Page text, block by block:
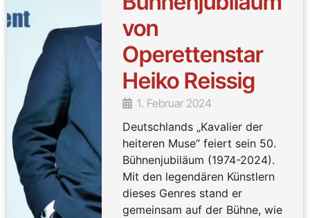
von
Operettenstar
Heiko Reissig
1. Februar 2024
Deutschlands „Kavalier der
heiteren Muse“ feiert sein 50.
Bühnenjubiläum (1974-2024).
Mit den legendären Künstlern
dieses Genres stand er
gemeinsam auf der Bühne, wie